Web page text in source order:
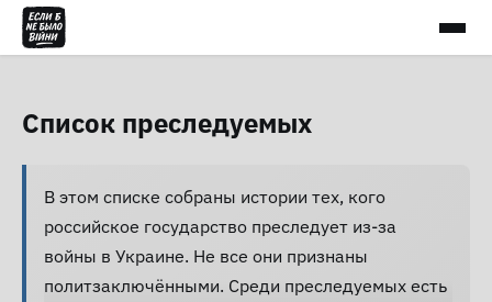
Список преследуемых
В этом списке собраны истории тех, кого
российское государство преследует из-за
войны в Украине. Не все они признаны
политзаключёнными. Среди преследуемых есть